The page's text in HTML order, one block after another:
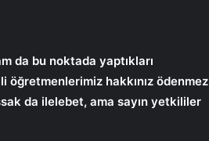
da bu noktada yaptıkları
öğretmenlerimiz hakkınız ödenmez
da ilelebet, ama sayın yetkililer